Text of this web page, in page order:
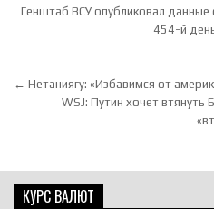
Генштаб ВСУ опубликовал данные
454-й
Навигация по
← Нетаниягу: «Избавимся от
WSJ: Путин хочет втянуть
КУРС ВАЛЮТ